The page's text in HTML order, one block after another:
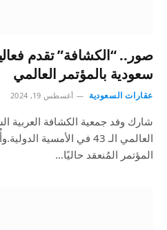
صور.. “الكشافة” تقدم
سعودية بالمؤتمر العالمي
عقارات السعودية أغسطس 19, 2024
شارك وفد جمعية الكشافة العربية
العالمي الـ 43 في
المؤتمر المُنعقد حاليًا…